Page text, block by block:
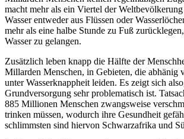
macht mehr als ein Viertel der Weltbevölkerung
Wasser entweder aus Flüssen oder
mehr als eine halbe Stunde zu Fuß
Wasser zu gelangen.
Zusätzlich leben knapp die Hälfte der
Millarden Menschen, in Gebieten, die abhänig
unter Wasserknappheit leiden. Es zeigt sich
Grundversorgung sehr problematisch ist.
885 Millionen Menschen zwangsweise
trinken müssen, wodurch ihre Gesundheit
schlimmsten sind hiervon Schwarzafrika und